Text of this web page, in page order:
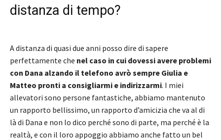
distanza di tempo?
A distanza di quasi due anni posso dire di sapere
perfettamente che nel caso in cui dovessi avere problemi
con Dana alzando il telefono avrò sempre Giulia e
Matteo pronti a consigliarmi e indirizzarmi. I miei
allevatori sono persone fantastiche, abbiamo mantenuto
un rapporto bellissimo, un rapporto d’amicizia che va al di
là di Dana e non lo dico perché sono di parte, ma perché è la
realtà, e con il loro appoggio abbiamo anche fatto un bel